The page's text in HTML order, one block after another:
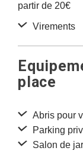
partir de 20€
Virements
place
Abris pour
Parking
Salon de